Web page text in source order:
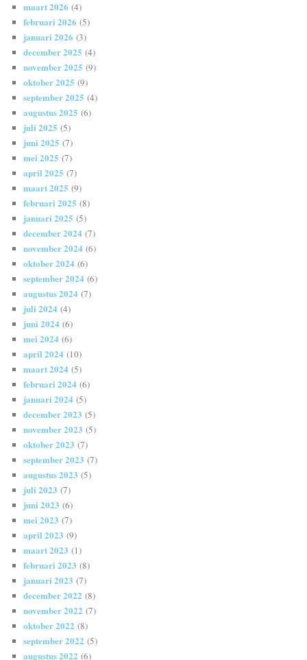
maart 2026 (4)
februari 2026 (5)
januari 2026 (3)
december 2025 (4)
november 2025 (9)
oktober 2025 (9)
september 2025 (4)
augustus 2025 (6)
juli 2025 (5)
juni 2025 (7)
mei 2025 (7)
april 2025 (7)
maart 2025 (9)
februari 2025 (8)
januari 2025 (5)
december 2024 (7)
november 2024 (6)
oktober 2024 (6)
september 2024 (6)
augustus 2024 (7)
juli 2024 (4)
juni 2024 (6)
mei 2024 (6)
april 2024 (10)
maart 2024 (5)
februari 2024 (6)
januari 2024 (5)
december 2023 (5)
november 2023 (5)
oktober 2023 (7)
september 2023 (7)
augustus 2023 (5)
juli 2023 (7)
juni 2023 (6)
mei 2023 (7)
april 2023 (9)
maart 2023 (1)
februari 2023 (8)
januari 2023 (7)
december 2022 (8)
november 2022 (7)
oktober 2022 (8)
september 2022 (5)
augustus 2022 (6)